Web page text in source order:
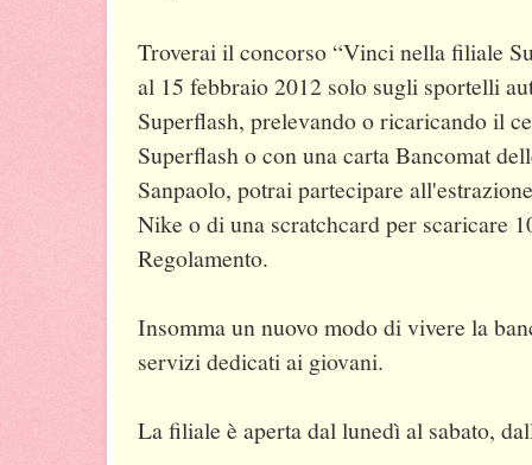
Troverai il concorso “Vinci nella filiale
al 15 febbraio 2012 solo sugli sportelli
Superflash, prelevando o ricaricando il
Superflash o con una carta Bancomat
Sanpaolo, potrai partecipare
Nike o di una scratchcard per scaricare
Regolamento.
Insomma un nuovo modo di vivere la
servizi dedicati ai giovani.
La filiale è aperta dal lunedì al sabato,